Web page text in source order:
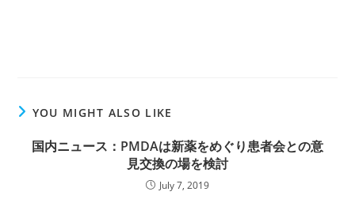
YOU MIGHT ALSO LIKE
国内ニュース：PMDAは新薬をめぐり患者会との意
見交換の場を検討
July 7, 2019